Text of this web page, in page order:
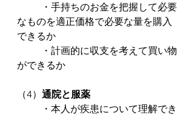
なものを適正価格で必要な量を購入
できるか
ができるか
（4） 通院と服薬